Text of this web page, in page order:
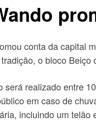
conta da capital
o bloco
será realizado entre
em caso de
incluindo um